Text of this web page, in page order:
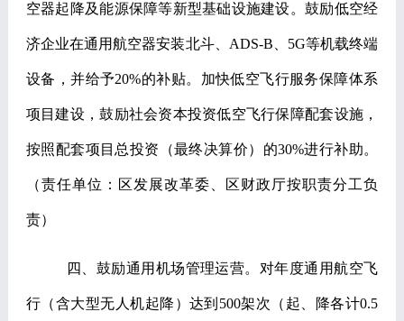
空器起降及能源保障等新型基础设施建设。鼓励低空经
济企业在通用航空器安装北斗、 ADS-B 5G等机载终端
设备，并给予20%的补贴。加快低空飞行服务保障体系
项目建设，鼓励社会资本投资低空飞行保障配套设施，
按照配套项目总投资（最终决算价）的30%进行补助。
（责任单位：区发展改革委、区财政厅按职责分工负
责）
四、鼓励通用机场管理运营。 对年度通用航空飞
行（含大型无人机起降）达到 500架次（起、降各计0.5